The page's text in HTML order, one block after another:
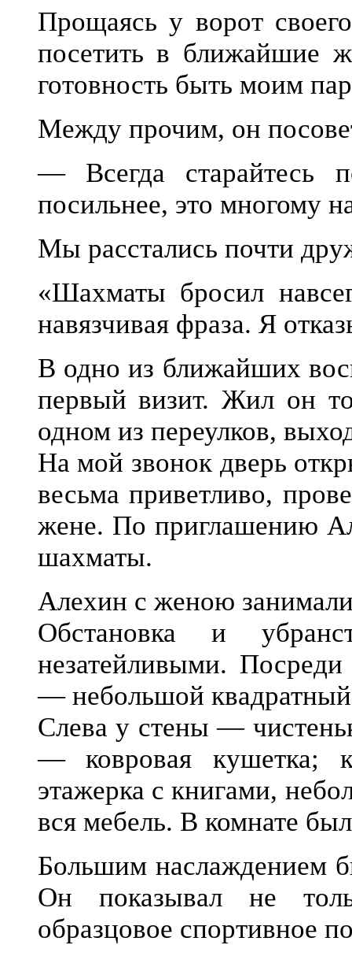
Прощаясь у ворот
посетить в ближайшие
готовность быть моим
Между прочим, он
— Всегда старайтесь
посильнее, это многому
Мы расстались почти
«Шахматы бросил
навязчивая фраза. Я
В одно из ближайших
первый визит. Жил он
одном из переулков,
На мой звонок дверь
весьма приветливо,
жене. По приглашению
шахматы.
Алехин с женою
Обстановка и
незатейливыми.
— небольшой квадратный
Слева у стены —
— ковровая кушетка;
этажерка с книгами,
вся мебель. В комнате
Большим наслаждением
Он показывал не
образцовое спортивное